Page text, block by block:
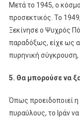
Μετά το 1945, ο
προσεκτικός. Το
Ξεκίνησε ο Ψυχρός
παραδόξως, είχε ως
πυρηνική σύγκρουση,
5. Θα μπορούσε να
Όπως προειδοποιεί η
πυραύλους, το Ιράν